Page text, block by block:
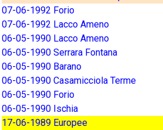
07-06-1992 Forio
07-06-1992 Lacco Ameno
06-05-1990 Lacco Ameno
06-05-1990 Serrara Fontana
06-05-1990 Barano
06-05-1990 Casamicciola Terme
06-05-1990 Forio
06-05-1990 Ischia
17-06-1989 Europee